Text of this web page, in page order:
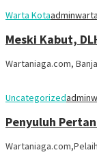
Warta Kota
Meski Kabut,
Wartaniaga.com,
Uncategorized
Penyuluh